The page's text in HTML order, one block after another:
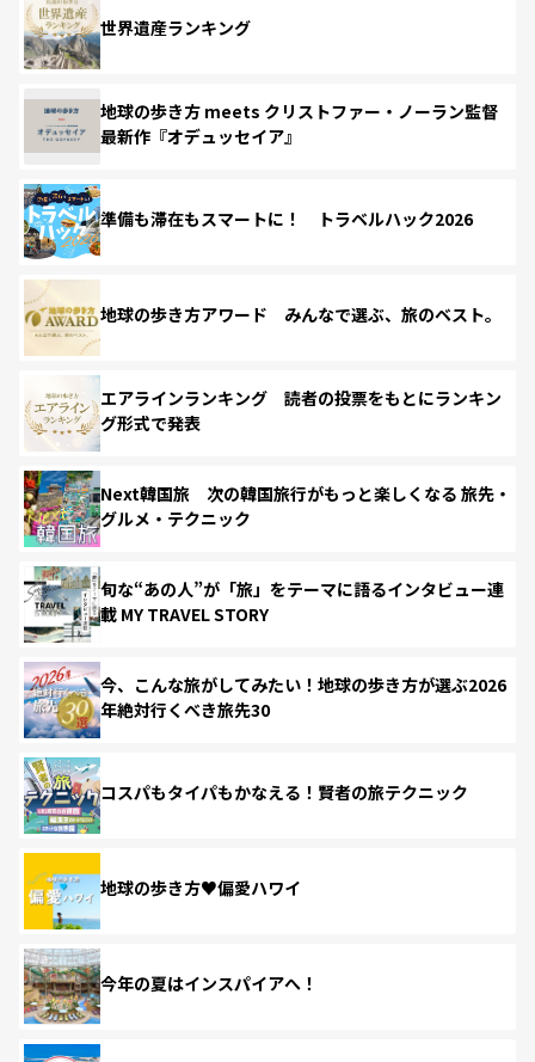
世界遺産ランキング
地球の歩き方 meets クリストファー・ノーラン監督
最新作『オデュッセイア』
準備も滞在もスマートに！ トラベルハック2026
地球の歩き方アワード みんなで選ぶ、旅のベスト。
エアラインランキング 読者の投票をもとにランキン
グ形式で発表
Next韓国旅 次の韓国旅行がもっと楽しくなる 旅先・
グルメ・テクニック
旬な“あの人”が「旅」をテーマに語るインタビュー連
載 MY TRAVEL STORY
今、こんな旅がしてみたい！地球の歩き方が選ぶ2026
年絶対行くべき旅先30
コスパもタイパもかなえる！賢者の旅テクニック
地球の歩き方♥偏愛ハワイ
今年の夏はインスパイアへ！